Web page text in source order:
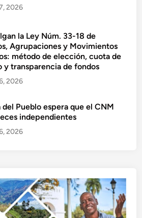
2026
la Ley Núm. 33-18 de
Agrupaciones y Movimientos
método de elección, cuota de
y transparencia de fondos
2026
del Pueblo espera que el CNM
independientes
2026